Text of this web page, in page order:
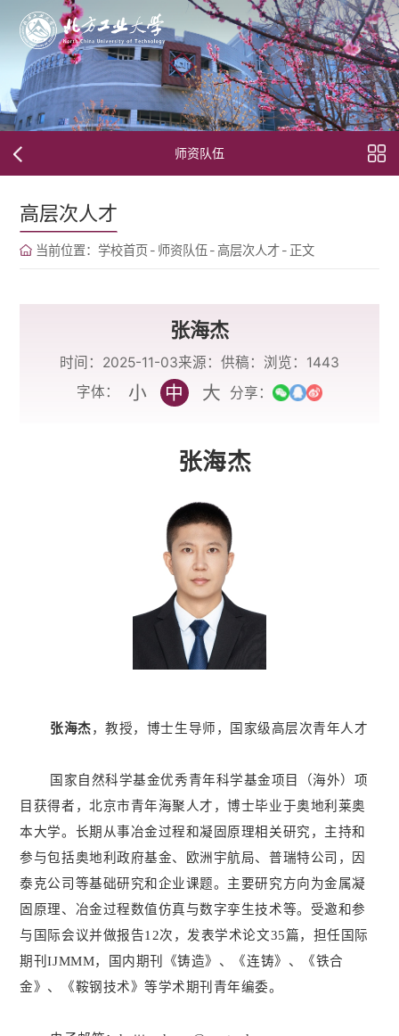
师资队伍
高层次人才
当前位置： 学校首页- 师资队伍-高层次人才- 正文
张海杰
时间：2025-11-03来源： 供稿： 浏览： 1443
字体：
小 中 大 分享：
张海杰
张海杰，教授，博士生导师，国家级高层次青年人才
国家自然科学基金优秀青年科学基金项目（海外）项
目获得者，北京市青年海聚人才，博士毕业于奥地利莱奥
本大学。长期从事冶金过程和凝固原理相关研究，主持和
参与包括奥地利政府基金、欧洲宇航局、普瑞特公司，因
泰克公司等基础研究和企业课题。主要研究方向为金属凝
固原理、冶金过程数值仿真与数字孪生技术等。受邀和参
与国际会议并做报告12次，发表学术论文35篇，担任国际
期刊IJMMM，国内期刊《铸造》、《连铸》、《铁合
金》、《鞍钢技术》等学术期刊青年编委。